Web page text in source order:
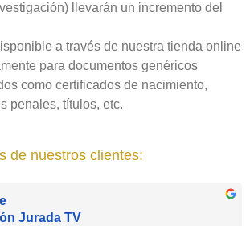
llevarán un incremento del
a través de nuestra tienda online
para documentos genéricos
como certificados de nacimiento,
penales, títulos, etc.
de nuestros clientes:
Jurada TV